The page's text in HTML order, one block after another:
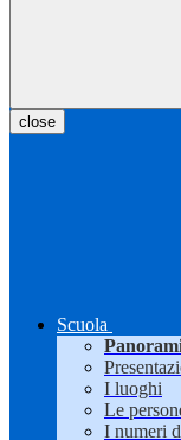
close
Scuola
I luoghi
Le
I numeri